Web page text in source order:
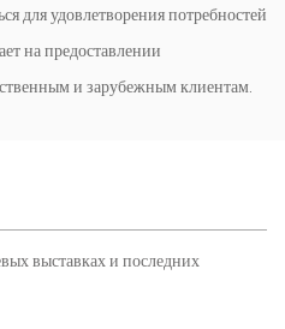
для удовлетворения потребностей
на предоставлении
и зарубежным клиентам.
выставках и последних